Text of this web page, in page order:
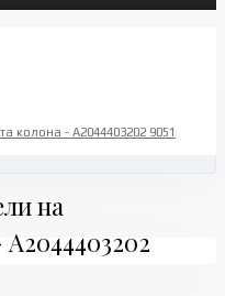
- A2044403202 9051
на